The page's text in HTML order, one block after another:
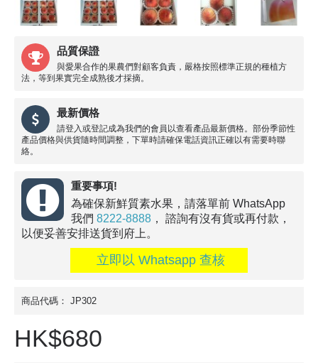
品質保證
與愛果合作的果農們對顧客負責，嚴格按照標準正規的種植方
法，等到果實完全成熟後才採摘。
最新價格
請登入或登記成為我們的會員以查看產品最新價格。部份季節性
產品價格與供貨隨時間調整，下單時請確保電話資訊正確以有需要時聯
絡。
重要事項!
為確保新鮮質素水果，請落單前 WhatsApp
我們 8222-8888 ， 諮詢有沒有貨或再付款，
以便妥善安排送貨到府上。
立即以 Whatsapp 查核
商品代碼： JP302
HK$680